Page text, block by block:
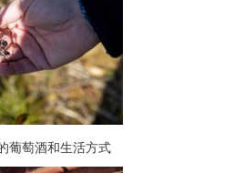
葡萄酒和生活方式